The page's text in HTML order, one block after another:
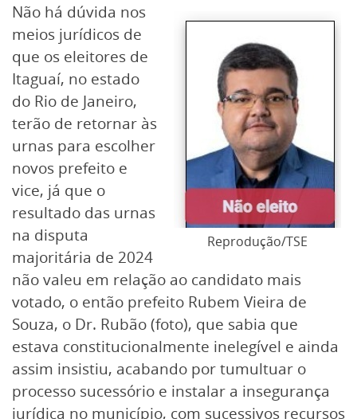
Reprodução/TSE
Não há dúvida nos
meios jurídicos de
que os eleitores de
Itaguaí, no estado
do Rio de Janeiro,
terão de retornar às
urnas para escolher
novos prefeito e
vice, já que o
resultado das urnas
na disputa
majoritária de 2024
não valeu em relação ao candidato mais
votado, o então prefeito Rubem Vieira de
Souza, o Dr. Rubão (foto), que sabia que
estava constitucionalmente inelegível e ainda
assim insistiu, acabando por tumultuar o
processo sucessório e instalar a insegurança
jurídica no município, com sucessivos recursos